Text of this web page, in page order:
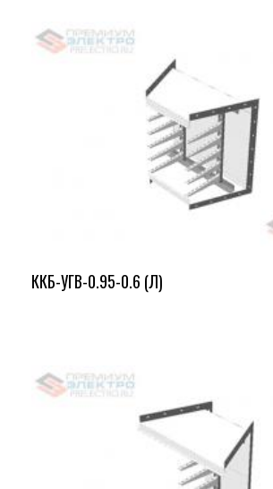
ККБ-УГВ-0.95-0.6 (Л)